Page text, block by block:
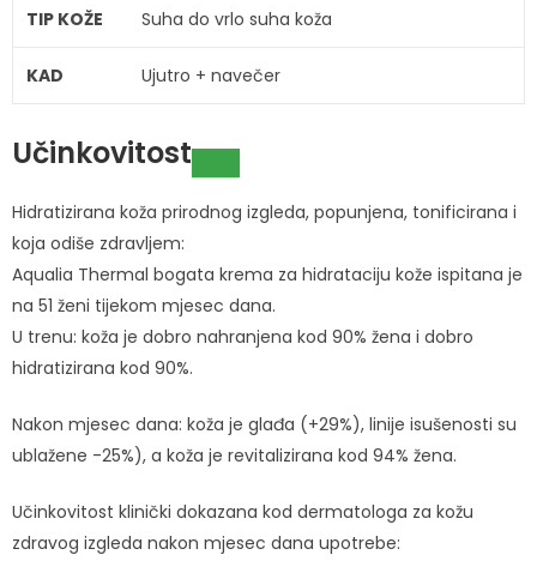
TIP KOŽE Suha do vrlo suha koža
KAD Ujutro + navečer
Učinkovitost
Hidratizirana koža prirodnog izgleda, popunjena, tonificirana i
koja odiše zdravljem:
Aqualia Thermal bogata krema za hidrataciju kože ispitana je
na 51 ženi tijekom mjesec dana.
U trenu: koža je dobro nahranjena kod 90% žena i dobro
hidratizirana kod 90%.
Nakon mjesec dana: koža je glađa (+29%), linije isušenosti su
ublažene -25%), a koža je revitalizirana kod 94% žena.
Učinkovitost klinički dokazana kod dermatologa za kožu
zdravog izgleda nakon mjesec dana upotrebe: